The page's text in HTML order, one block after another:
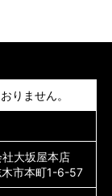
りません。
大坂屋本店
市本町1-6-57